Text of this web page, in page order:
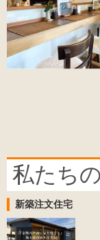
私たち
新築注文住宅